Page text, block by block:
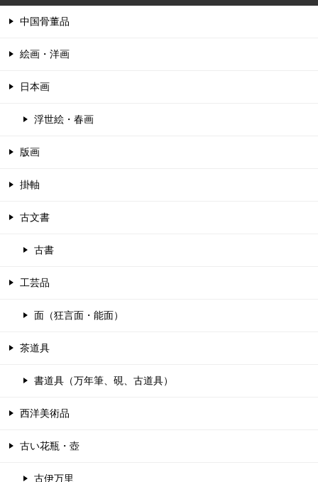
中国骨董品
絵画・洋画
日本画
浮世絵・春画
版画
掛軸
古文書
古書
工芸品
面（狂言面・能面）
茶道具
書道具（万年筆、硯、古道具）
西洋美術品
古い花瓶・壺
古伊万里